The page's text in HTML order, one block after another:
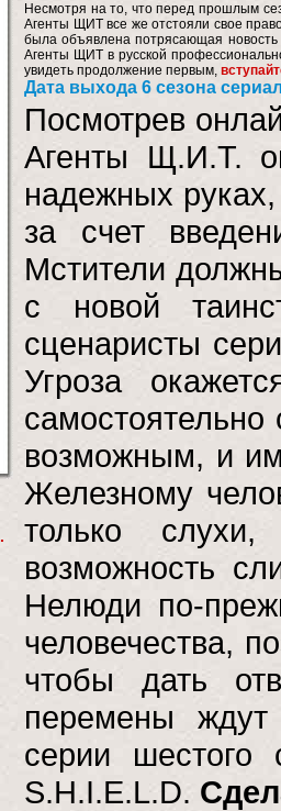
Несмотря на то, что перед прошлым
Агенты ЩИТ все же отстояли свое
была объявлена потрясающая
Агенты ЩИТ в русской
увидеть продолжение первым,
Дата выхода 6 сезона
Посмотрев
Агенты Щ.И.Т.
надежных
за счет
Мстители
с новой
сценаристы
Угроза
самостоятельно
возможным, и
Железному
только
возможность
Нелюди по-
человечества,
чтобы дать
перемены ждут
серии
S.H.I.E.L.D.